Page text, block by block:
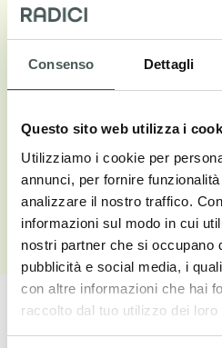
Consenso Dettagli
Questo sito web utilizza i
Utilizziamo i cookie per
annunci, per fornire
analizzare il nostro traffico.
informazioni sul modo in cui
nostri partner che si occupano
pubblicità e social media, i
con altre informazioni che hai
raccolto dal tuo utilizzo dei loro
Vedi